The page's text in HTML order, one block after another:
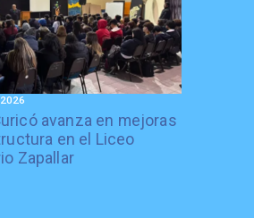
avanza en mejoras
en el Liceo
Zapallar